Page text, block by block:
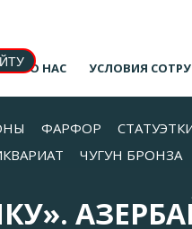
О НАС УСЛОВИЯ
ФАРФОР
ЧУГУН БРОНЗА